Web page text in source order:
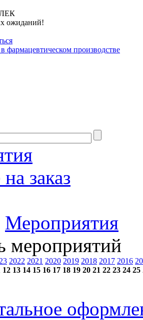
ожиданий!
заказ
Мероприятия
мероприятий
2022 2021 2020 2019 2018 2017 2016
12 13 14 15 16 17 18 19 20 21 22 23 24 25